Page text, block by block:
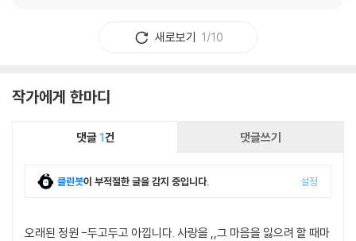
새로보기 1/10
작가에게 한마디
댓글1건 댓글쓰기
클린봇이 부적절한 글을 감지 중입니다. 설정
오래된 정원 -두고두고 아낍니다. 사랑을 ,,그 마음을 잃으려 할 때마